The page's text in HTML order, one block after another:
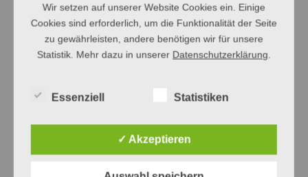
Deutschen als Vorname anzusehen.
[weiterlesen]
VornameEnola
Unser kleiner Sonnenschein trägt den Namen
Wir setzen auf unserer Website Cookies ein. Einige
Cookies sind erforderlich, um die Funktionalität der Seite
zu gewährleisten, andere benötigen wir für unsere
Statistik. Mehr dazu in unserer Datenschutzerklärung
Essenziell Statistiken
✓ Akzeptieren